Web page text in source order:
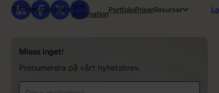
Tjänster
AI &
Automation
PortfolioPriserResurser
Missa inget!
Prenumerera på vårt nyhetsbrev.